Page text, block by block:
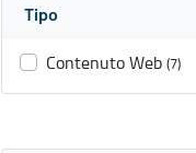
Tipo
Contenuto Web (7)